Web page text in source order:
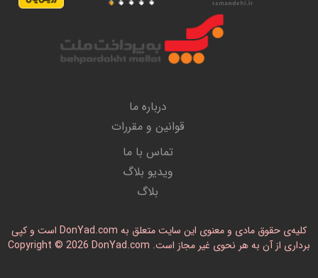
درباره ما
قوانین و مقررات
تماس با ما
ویدیو بلاگ
بلاگ
کلیه‌ی حقوق مادی و معنوی این سایت متعلق به DonYad.com است و کپی
برداری از آن به هر نحوی غیر مجاز است. Copyright © 2026 DonYad.com